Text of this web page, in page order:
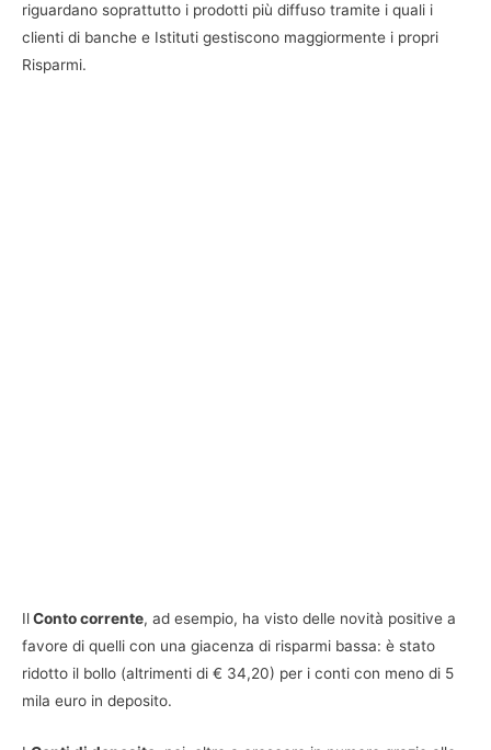
riguardano soprattutto i prodotti più diffuso tramite i quali i
clienti di banche e Istituti gestiscono maggiormente i propri
Risparmi.
IlConto corrente, ad esempio, ha visto delle novità positive a
favore di quelli con una giacenza di risparmi bassa: è stato
ridotto il bollo (altrimenti di € 34,20) per i conti con meno di 5
mila euro in deposito.